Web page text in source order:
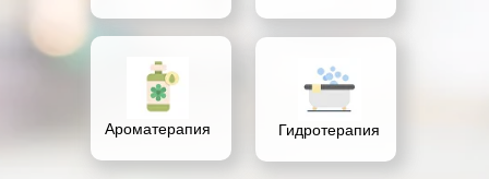
Гидротерапия
Ароматерапия